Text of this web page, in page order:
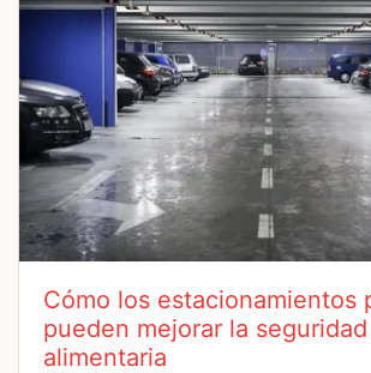
Cómo los estacionamientos
pueden mejorar la seguridad
alimentaria